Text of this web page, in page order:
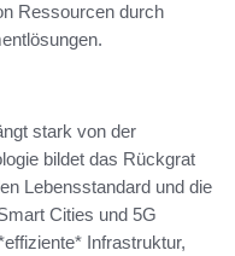
Ressourcen durch
stark von der
bildet das Rückgrat
Lebensstandard und die
Cities und 5G
Infrastruktur,